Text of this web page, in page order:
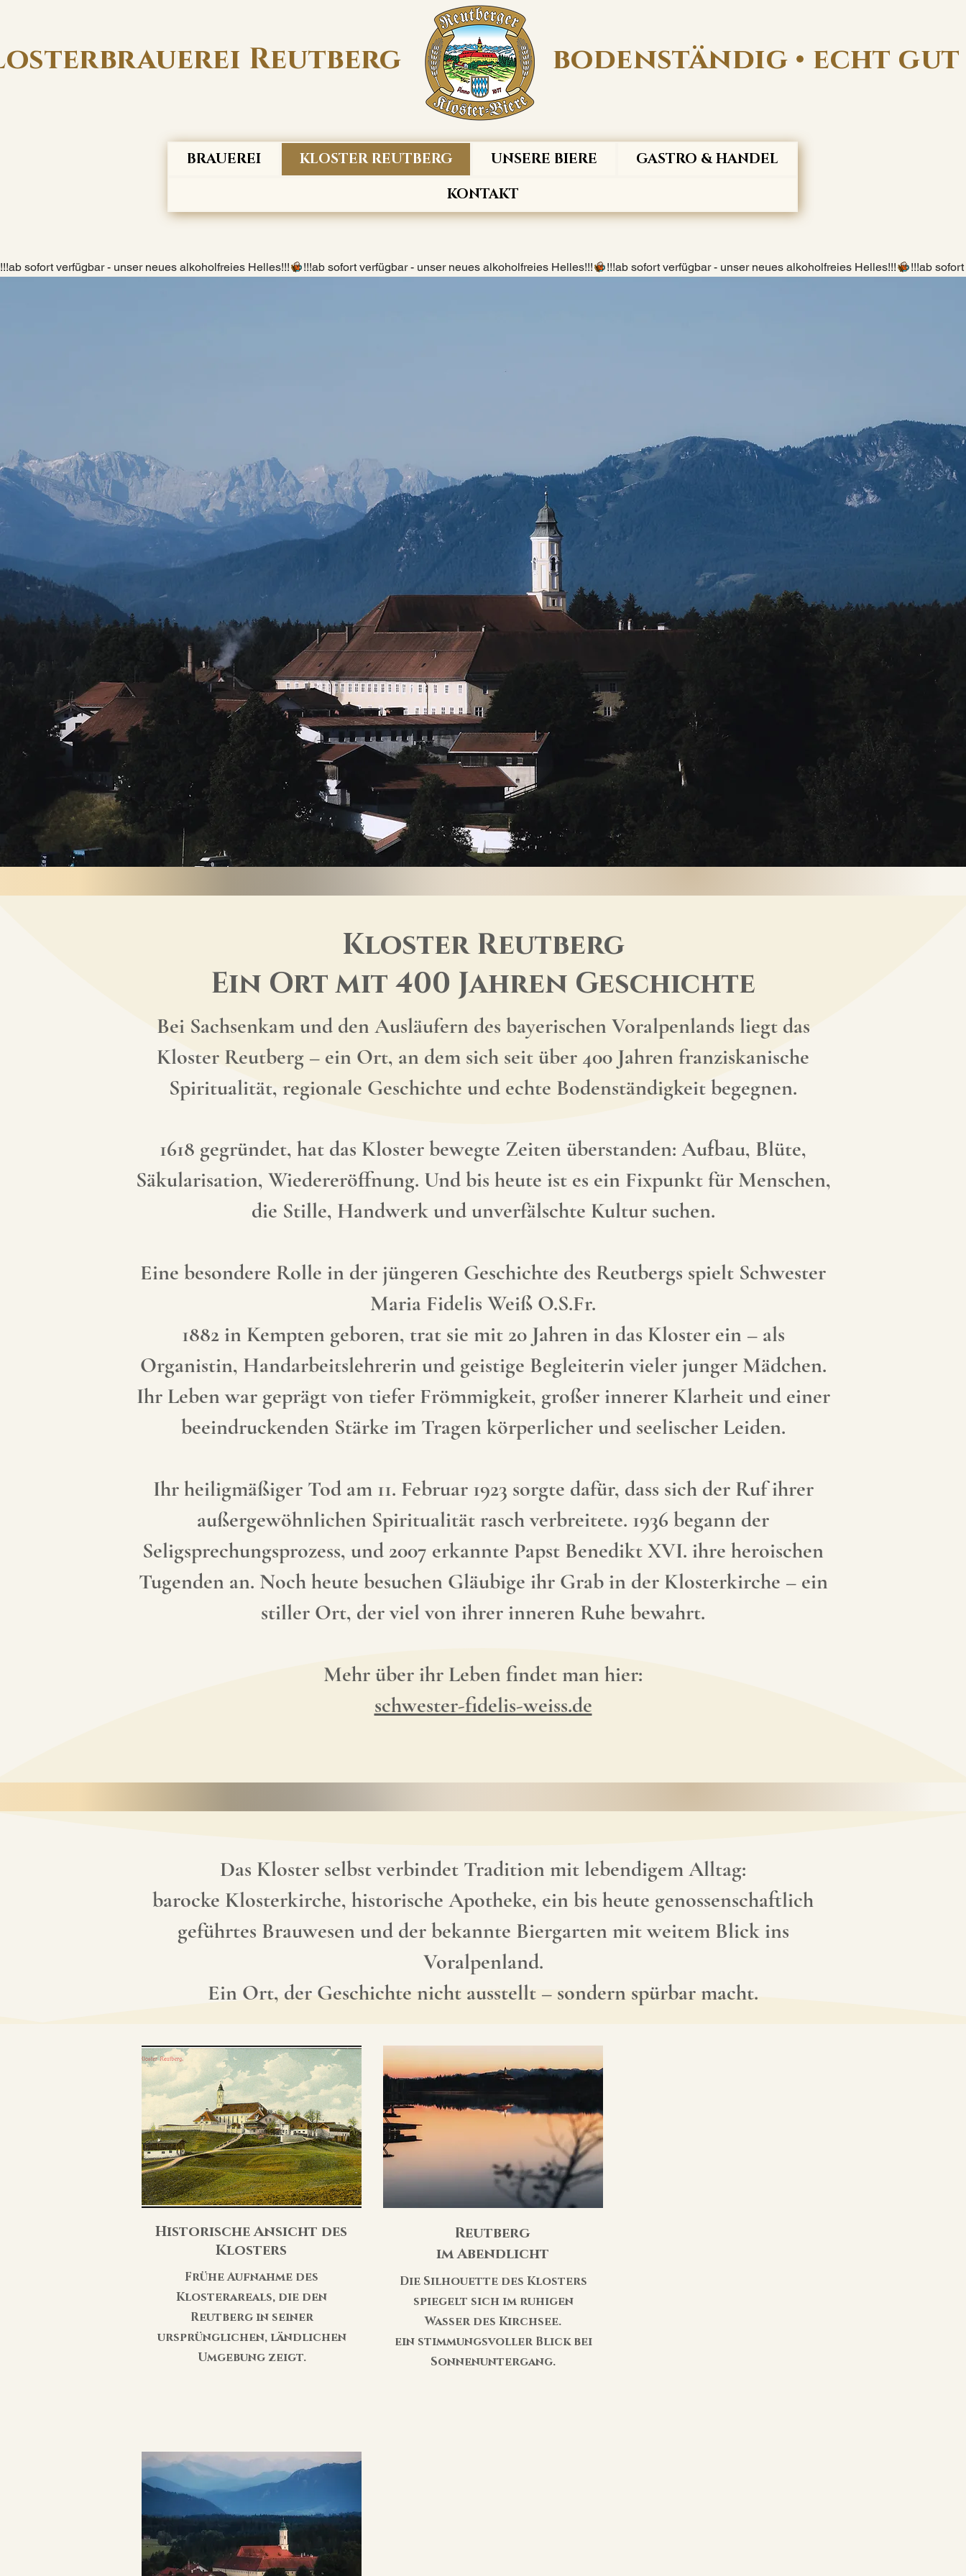
Reutberg bodenständig • echt gut
BRAUEREI KLOSTER REUTBERG UNSERE BIERE
GASTRO & HANDEL
KONTAKT
!!!ab sofort verfügbar - unser neues alkoholfreies Helles!!!
Kloster Reutberg
Ein Ort mit 400 Jahren Geschichte
Bei Sachsenkam und den Ausläufern des bayerischen Voralpenlands liegt das
Kloster Reutberg – ein Ort, an dem sich seit über 400 Jahren franziskanische
Spiritualität, regionale Geschichte und echte Bodenständigkeit begegnen.
1618 gegründet, hat das Kloster bewegte Zeiten überstanden: Aufbau, Blüte,
Säkularisation, Wiedereröffnung. Und bis heute ist es ein Fixpunkt für Menschen,
die Stille, Handwerk und unverfälschte Kultur suchen.
Eine besondere Rolle in der jüngeren Geschichte des Reutbergs spielt Schwester
Maria Fidelis Weiß O.S.Fr.
1882 in Kempten geboren, trat sie mit 20 Jahren in das Kloster ein – als
Organistin, Handarbeitslehrerin und geistige Begleiterin vieler junger Mädchen.
Ihr Leben war geprägt von tiefer Frömmigkeit, großer innerer Klarheit und einer
beeindruckenden Stärke im Tragen körperlicher und seelischer Leiden.
Ihr heiligmäßiger Tod am 11. Februar 1923 sorgte dafür, dass sich der Ruf ihrer
außergewöhnlichen Spiritualität rasch verbreitete. 1936 begann der
Seligsprechungsprozess, und 2007 erkannte Papst Benedikt XVI. ihre heroischen
Tugenden an. Noch heute besuchen Gläubige ihr Grab in der Klosterkirche – ein
stiller Ort, der viel von ihrer inneren Ruhe bewahrt.
Mehr über ihr Leben findet man hier:
schwester-fidelis-weiss.de
Das Kloster selbst verbindet Tradition mit lebendigem Alltag:
barocke Klosterkirche, historische Apotheke, ein bis heute genossenschaftlich
geführtes Brauwesen und der bekannte Biergarten mit weitem Blick ins
Voralpenland.
Ein Ort, der Geschichte nicht ausstellt – sondern spürbar macht.
Historische Ansicht des
Klosters
Frühe Aufnahme des
Klosterareals, die den
Reutberg in seiner
ursprünglichen, ländlichen
Umgebung zeigt.
Reutberg
im Abendlicht
Die Silhouette des Klosters
spiegelt sich im ruhigen
Wasser des Kirchsee.
ein stimmungsvoller Blick bei
Sonnenuntergang.